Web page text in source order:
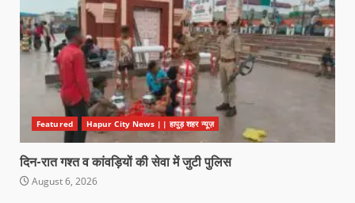
Featured Hapur City News || हापुड़ शहर न्यूज़
दिन-रात गश्त व कांवड़ियों की सेवा में जुटी पुलिस
August 6, 2026